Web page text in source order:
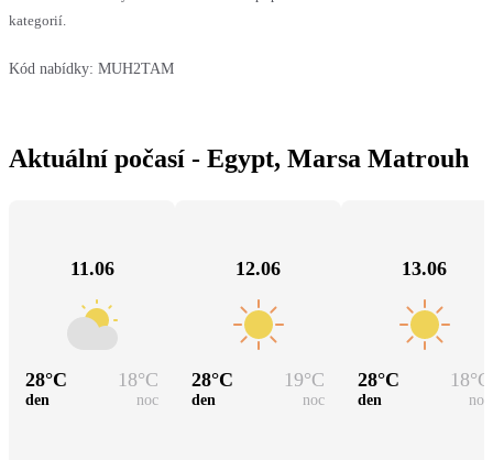
kategorií.
Kód nabídky: MUH2TAM
Aktuální počasí - Egypt, Marsa Matrouh
11.06
28°C 18°C
den noc
12.06
28°C 19°C
den noc
13.06
28°C 18°C
den noc